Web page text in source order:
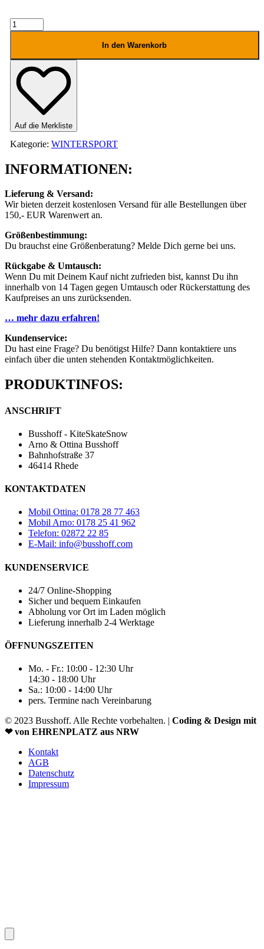
VOLCOM
Arthur
Menge
In den Warenkorb
Auf die Merkliste
Kategorie: WINTERSPORT
INFORMATIONEN:
Lieferung & Versand:
Wir bieten derzeit kostenlosen Versand für alle Bestellungen über
150,- EUR Warenwert an.
Größenbestimmung:
Du brauchst eine Größenberatung? Melde Dich gerne bei uns.
Rückgabe & Umtausch:
Wenn Du mit Deinem Kauf nicht zufrieden bist, kannst Du ihn
innerhalb von 14 Tagen gegen Umtausch oder Rückerstattung des
Kaufpreises an uns zurücksenden.
… mehr dazu erfahren!
Kundenservice:
Du hast eine Frage? Du benötigst Hilfe? Dann kontaktiere uns
einfach über die unten stehenden Kontaktmöglichkeiten.
PRODUKTINFOS:
ANSCHRIFT
Busshoff - KiteSkateSnow
Arno & Ottina Busshoff
Bahnhofstraße 37
46414 Rhede
KONTAKTDATEN
Mobil Ottina: 0178 28 77 463
Mobil Arno: 0178 25 41 962
Telefon: 02872 22 85
E-Mail: info@busshoff.com
KUNDENSERVICE
24/7 Online-Shopping
Sicher und bequem Einkaufen
Abholung vor Ort im Laden möglich
Lieferung innerhalb 2-4 Werktage
ÖFFNUNGSZEITEN
Mo. - Fr.: 10:00 - 12:30 Uhr
14:30 - 18:00 Uhr
Sa.: 10:00 - 14:00 Uhr
pers. Termine nach Vereinbarung
© 2023 Busshoff. Alle Rechte vorbehalten. | Coding & Design mit
❤ von EHRENPLATZ aus NRW
Kontakt
AGB
Datenschutz
Impressum